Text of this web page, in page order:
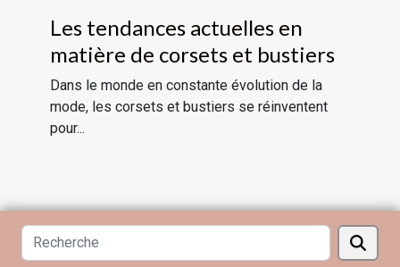
Les tendances actuelles en
matière de corsets et bustiers
Dans le monde en constante évolution de la
mode, les corsets et bustiers se réinventent
pour...